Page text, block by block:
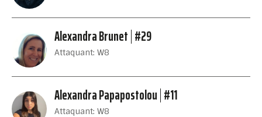
Alexandra Brunet #29
Attaquant: W8
Alexandra Papapostolou #11
Attaquant: W8